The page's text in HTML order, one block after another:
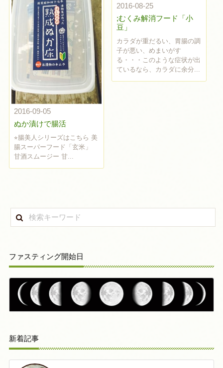
2016-08-25
;むくみ解消フード「小
豆」
カラダが重だるい、胃腸の調
子が悪い、めまいがす
る・・・このような症状が出
ているなら、カラダに余分...
2016-09-05
ぬか漬けで腸活
⭐︎腸美人シリーズはこちら 美
腸スーパーフード「玄米」
甘酒スムージー 甘...
ファスティング開始日
新着記事